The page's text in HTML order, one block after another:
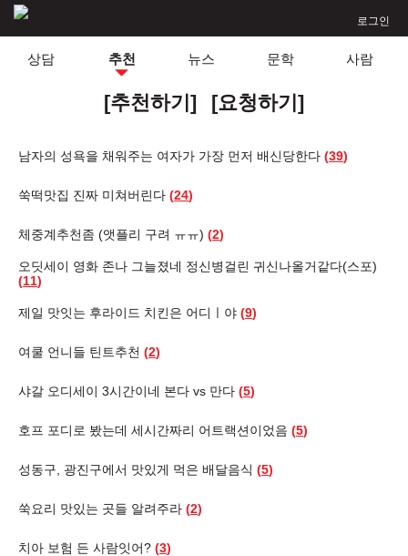
로그인
상담 추천 뉴스 문학 사람
[추천하기] [요청하기]
남자의 성욕을 채워주는 여자가 가장 먼저 배신당한다 (39)
쑥떡맛집 진짜 미쳐버린다 (24)
체중계추천좀 (앳플리 구려 ㅠㅠ) (2)
오딧세이 영화 존나 그늘졌네 정신병걸린 귀신나올거같다(스포)
(11)
제일 맛잇는 후라이드 치킨은 어디ㅣ야 (9)
여쿨 언니들 틴트추천 (2)
샤갈 오디세이 3시간이네 본다 vs 만다 (5)
호프 포디로 봤는데 세시간짜리 어트랙션이었음 (5)
성동구, 광진구에서 맛있게 먹은 배달음식 (5)
쑥요리 맛있는 곳들 알려주라 (2)
치아 보험 든 사람잇어? (3)